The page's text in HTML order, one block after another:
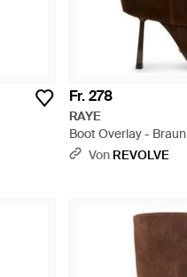
Fr. 278
RAYE
Boot Overlay - Braun
Von REVOLVE